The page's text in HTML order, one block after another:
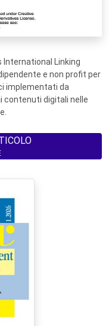
International Linking
e non profit per
implementati da
contenuti digitali nelle